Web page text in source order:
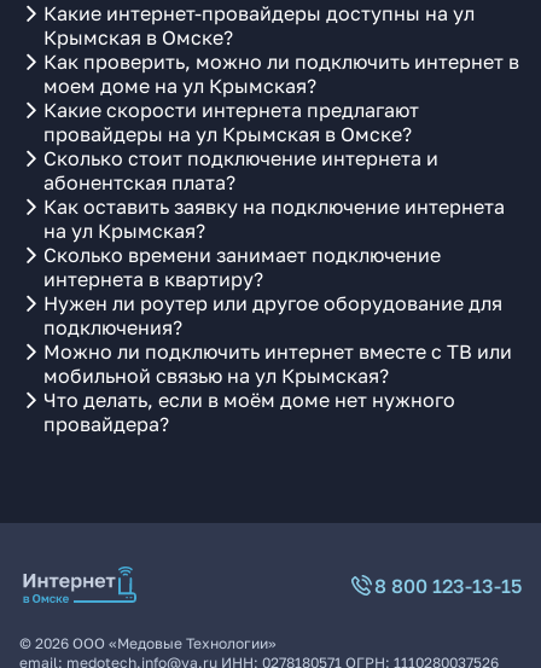
Какие интернет-провайдеры доступны на ул
Крымская в Омске?
Как проверить, можно ли подключить интернет в
моем доме на ул Крымская?
Какие скорости интернета предлагают
провайдеры на ул Крымская в Омске?
Сколько стоит подключение интернета и
абонентская плата?
Как оставить заявку на подключение интернета
на ул Крымская?
Сколько времени занимает подключение
интернета в квартиру?
Нужен ли роутер или другое оборудование для
подключения?
Можно ли подключить интернет вместе с ТВ или
мобильной связью на ул Крымская?
Что делать, если в моём доме нет нужного
провайдера?
8 800 123-13-15
© 2026 ООО «Медовые Технологии»
email: medotech.info@ya.ru ИНН: 0278180571 ОГРН: 1110280037526